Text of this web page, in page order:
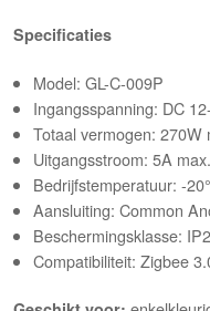
Specificaties
Model: GL-C-009P
Ingangsspanning: DC
Totaal vermogen: 270W
Uitgangsstroom: 5A
Bedrijfstemperatuur: -
Aansluiting: Common
Beschermingsklasse:
Compatibiliteit: Zigbee